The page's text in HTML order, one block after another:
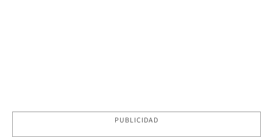
PUBLICIDAD